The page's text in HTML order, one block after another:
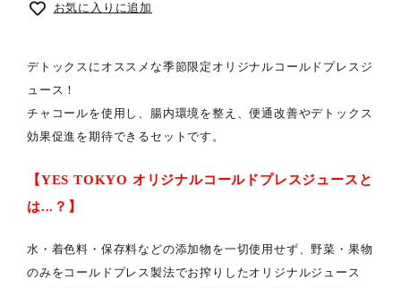
お気に入りに追加
デトックスにオススメな季節限定オリジナルコールドプレスジ
ュース！
チャコールを使用し、腸内環境を整え、便通改善やデトックス
効果促進を期待できるセットです。
【YES TOKYO オリジナルコールドプレスジュースと
は...？】
水・着色料・保存料などの添加物を一切使用せず、野菜・果物
のみをコールドプレス製法でお搾りしたオリジナルジュース